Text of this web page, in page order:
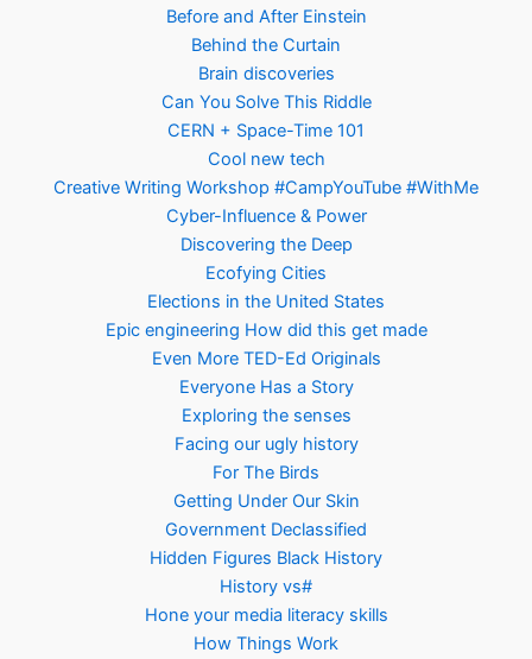
Before and After Einstein
Behind the Curtain
Brain discoveries
Can You Solve This Riddle
CERN + Space-Time 101
Cool new tech
Creative Writing Workshop #CampYouTube #WithMe
Cyber-Influence & Power
Discovering the Deep
Ecofying Cities
Elections in the United States
Epic engineering How did this get made
Even More TED-Ed Originals
Everyone Has a Story
Exploring the senses
Facing our ugly history
For The Birds
Getting Under Our Skin
Government Declassified
Hidden Figures Black History
History vs#
Hone your media literacy skills
How Things Work